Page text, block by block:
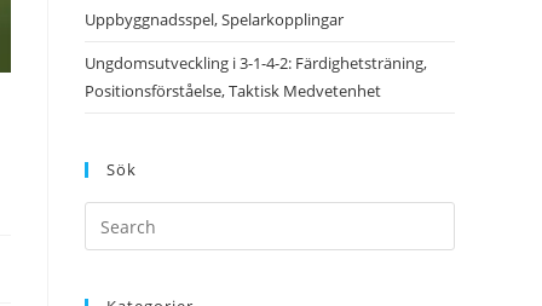
Uppbyggnadsspel, Spelarkopplingar
Ungdomsutveckling i 3-1-4-2: Färdighetsträning,
Positionsförståelse, Taktisk Medvetenhet
Sök